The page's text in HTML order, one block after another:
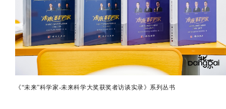
《“未来”科学家-未来科学大奖获奖者访谈实录》系列丛书